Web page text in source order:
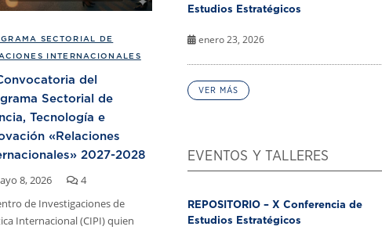
SECTORIAL DE
INTERNACIONALES
del
Sectorial de
Tecnología e
«Relaciones
2027-2028
8, 2026
4
de Investigaciones de
Internacional (CIPI) quien
Estudios Estratégicos
enero 23, 2026
VER MÁS
EVENTOS Y TALLERES
REPOSITORIO – X Conferencia de
Estudios Estratégicos